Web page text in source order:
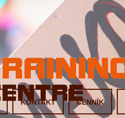
KONTAKT CENNÍK